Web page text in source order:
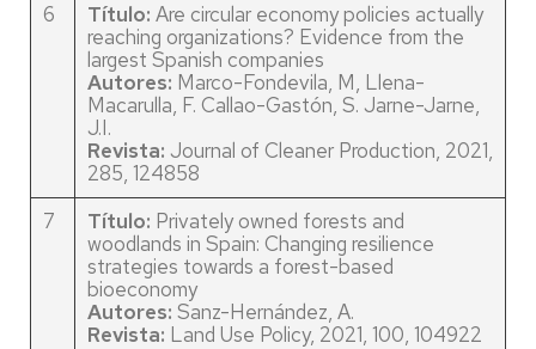
6
Título: Are circular economy policies actually
reaching organizations? Evidence from the
largest Spanish companies
Autores: Marco-Fondevila, M, Llena-
Macarulla, F. Callao-Gastón, S. Jarne-Jarne,
J.I.
Revista: Journal of Cleaner Production, 2021,
285, 124858
7
Título: Privately owned forests and
woodlands in Spain: Changing resilience
strategies towards a forest-based
bioeconomy
Autores: Sanz-Hernández, A.
Revista: Land Use Policy, 2021, 100, 104922